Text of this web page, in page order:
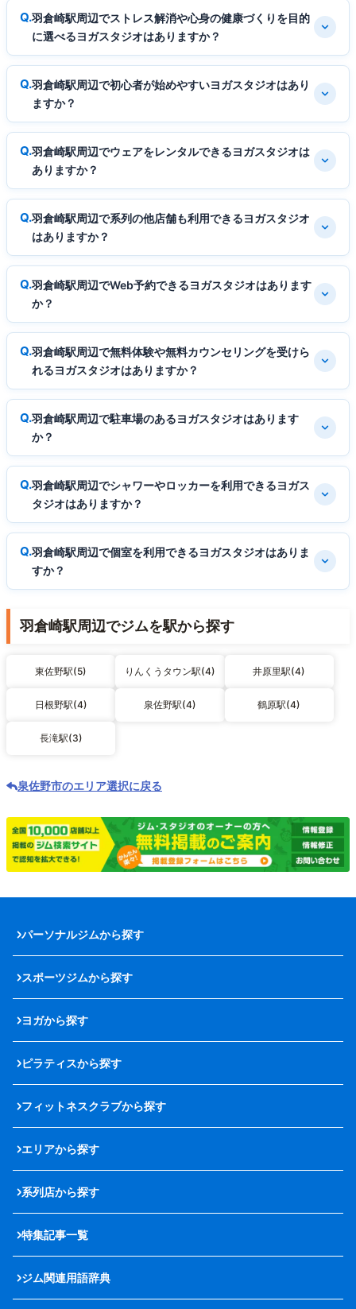
羽倉崎駅周辺でストレス解消や心身の健康づくりを目的
に選べるヨガスタジオはありますか？
羽倉崎駅周辺で初心者が始めやすいヨガスタジオはあり
ますか？
羽倉崎駅周辺でウェアをレンタルできるヨガスタジオは
ありますか？
羽倉崎駅周辺で系列の他店舗も利用できるヨガスタジオ
はありますか？
羽倉崎駅周辺でWeb予約できるヨガスタジオはあります
か？
羽倉崎駅周辺で無料体験や無料カウンセリングを受けら
れるヨガスタジオはありますか？
羽倉崎駅周辺で駐車場のあるヨガスタジオはあります
か？
羽倉崎駅周辺でシャワーやロッカーを利用できるヨガス
タジオはありますか？
羽倉崎駅周辺で個室を利用できるヨガスタジオはありま
すか？
羽倉崎駅周辺でジムを駅から探す
東佐野駅(5) りんくうタウン駅(4) 井原里駅(4)
日根野駅(4) 泉佐野駅(4) 鶴原駅(4)
長滝駅(3)
泉佐野市のエリア選択に戻る
パーソナルジムから探す
スポーツジムから探す
ヨガから探す
ピラティスから探す
フィットネスクラブから探す
エリアから探す
系列店から探す
特集記事一覧
ジム関連用語辞典